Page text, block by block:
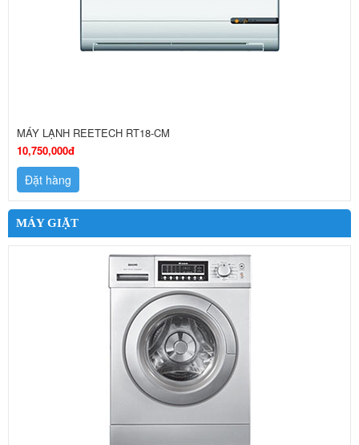
MÁY LẠNH REETECH RT18-CM
10,750,000đ
Đặt hàng
MÁY GIẶT